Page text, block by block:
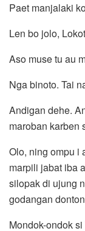
Paet manjalaki
Len bo jolo,
Aso muse tu au
Nga binoto. Tai
Andigan dehe.
maroban karben
Olo, ning ompu i
marpili jabat iba
silopak di ujung
godangan
Mondok-ondok